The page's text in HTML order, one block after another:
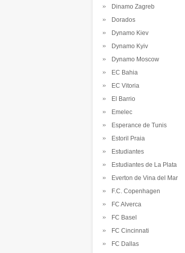
Dinamo Zagreb
Dorados
Dynamo Kiev
Dynamo Kyiv
Dynamo Moscow
EC Bahia
EC Vitoria
El Barrio
Emelec
Esperance de Tunis
Estoril Praia
Estudiantes
Estudiantes de La Plata
Everton de Vina del Mar
F.C. Copenhagen
FC Alverca
FC Basel
FC Cincinnati
FC Dallas